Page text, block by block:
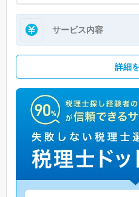
サービス内容
詳細